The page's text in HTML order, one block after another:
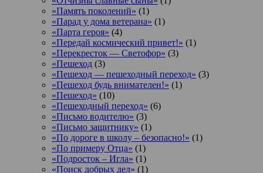
«Память поколений» (1)
«Парад у дома ветерана» (1)
«Парта героя» (4)
«Передай космический привет!» (1)
«Перекресток — Светофор» (3)
«Пешеход (3)
«Пешеход — пешеходный переход» (3)
«Пешеход будь внимателен!» (1)
«Пешеход» (10)
«Пешеходный переход» (6)
«Письмо водителю» (3)
«Письмо защитнику» (1)
«По дороге в школу – безопасно!» (1)
«По примеру Отца» (1)
«Подросток ‒ Игла» (1)
«Поиск добрых дел» (1)